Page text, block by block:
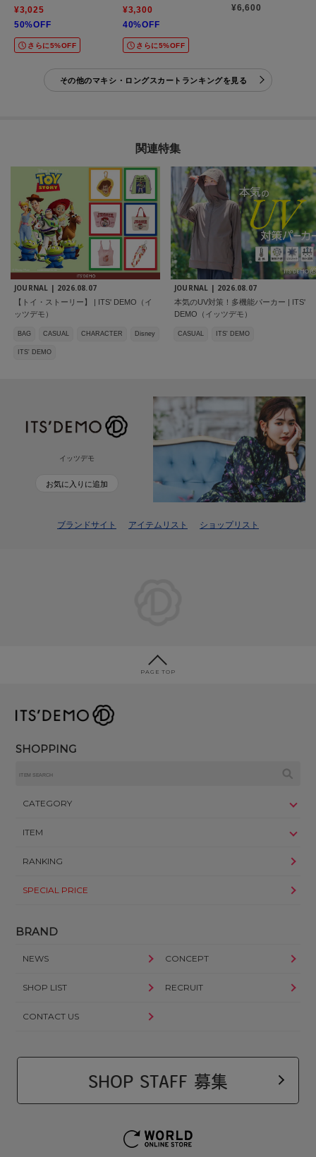
¥3,025
50%OFF
さらに5%OFF
¥3,300
40%OFF
さらに5%OFF
¥6,600
その他のマキシ・ロングスカートランキングを見る
関連特集
JOURNAL | 2026.08.07
【トイ・ストーリー】 | ITS' DEMO（イ
ッツデモ）
BAG CASUAL CHARACTER Disney
ITS' DEMO
JOURNAL | 2026.08.07
本気のUV対策！多機能パーカー | ITS'
DEMO（イッツデモ）
CASUAL ITS' DEMO
イッツデモ
お気に入りに追加
ブランドサイト アイテムリスト ショップリスト
PAGE TOP
SHOPPING
CATEGORY
ITEM
RANKING
SPECIAL PRICE
BRAND
NEWS CONCEPT
SHOP LIST RECRUIT
CONTACT US
SHOP STAFF 募集